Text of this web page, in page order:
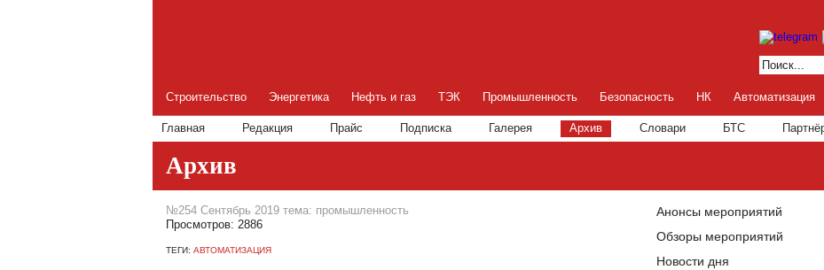
Строительство Энергетика Нефть и газ ТЭК Промышленность Безопасность НК Автоматизация
Главная Редакция Прайс Подписка Галерея Архив Словари БТС
Архив
№254 Сентябрь 2019 тема: промышленность
Просмотров: 2886
ТЕГИ: АВТОМАТИЗАЦИЯ
Анонсы мероприятий
Обзоры мероприятий
Новости дня